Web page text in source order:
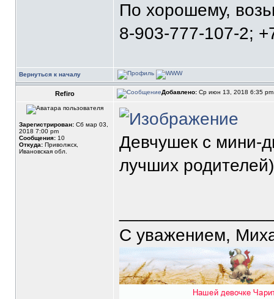
По хорошему,
8-903-777-107-2;
Вернуться к началу
Refiro Добавлено: Ср июн 13, 2018 6:35
Зарегистрирован: Сб мар 03,
2018 7:00 pm
Сообщения: 10
Откуда: Приволжск,
Ивановская обл.
Девчушек с мини-
лучших родителей)
С уважением,